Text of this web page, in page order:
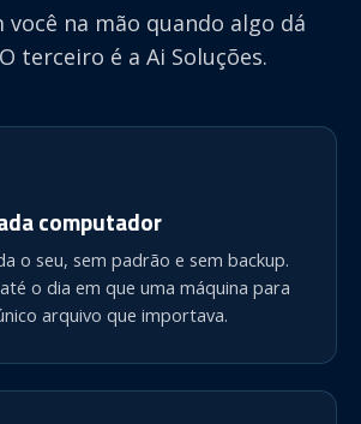
você na mão quando algo dá
terceiro é a Ai Soluções.
computador
o seu, sem padrão e sem backup.
o dia em que uma máquina para
arquivo que importava.